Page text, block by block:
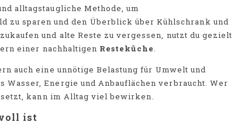
alltagstaugliche Methode, um
zu sparen und den Überblick über Kühlschrank und
und alte Reste zu vergessen, nutzt du gezielt
einer nachhaltigen Resteküche.
auch eine unnötige Belastung für Umwelt und
Energie und Anbauflächen verbraucht. Wer
kann im Alltag viel bewirken.
ist